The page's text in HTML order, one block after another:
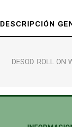
DESCRIPCIÓN
DESOD. ROLL